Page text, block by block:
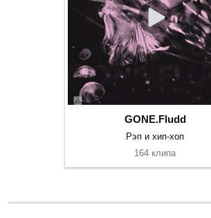
GONE.Fludd
Рэп и хип-хоп
164 клипа